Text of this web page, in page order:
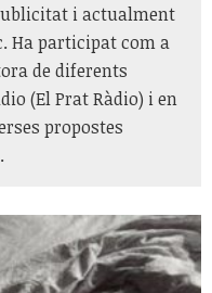
i actualment
Ha participat com a
de diferents
(El Prat Ràdio) i en
propostes